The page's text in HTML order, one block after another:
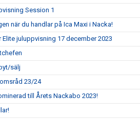
Session 1
när du handlar på Ica Maxi i Nacka!
Elite juluppvisning 17 december 2023
sälj
23/24
till Årets Nackabo 2023!